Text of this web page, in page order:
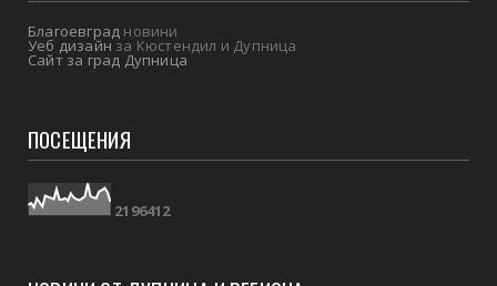
Благоевград новини
Уеб дизайнза Кюстендил и Дупница
Сайт за град Дупница
ПОСЕЩЕНИЯ
21 96412